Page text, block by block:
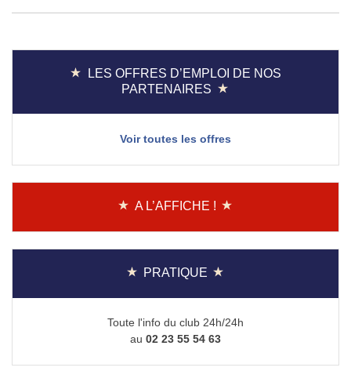
LES OFFRES D’EMPLOI DE NOS
PARTENAIRES
Voir toutes les offres
A L’AFFICHE !
PRATIQUE
Toute l'info du club 24h/24h
au 02 23 55 54 63